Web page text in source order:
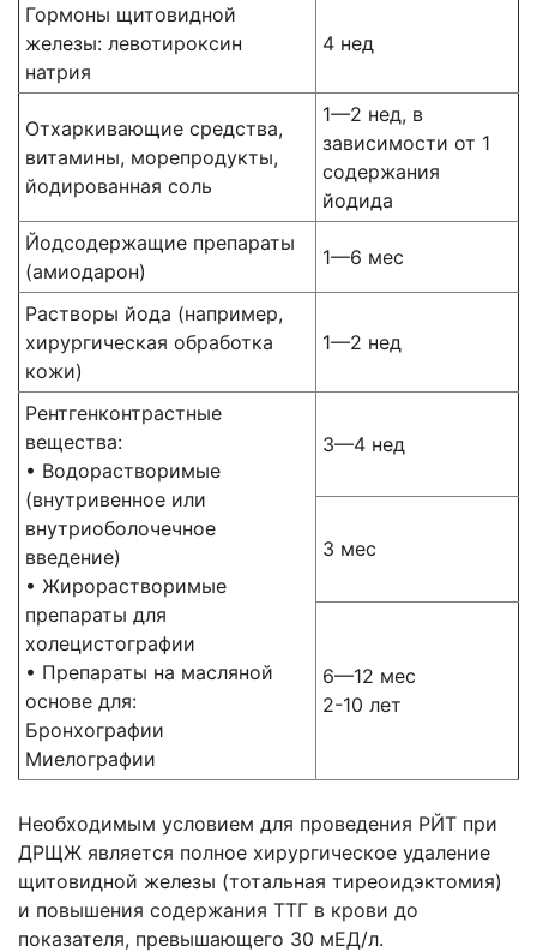
Гормоны щитовидной
железы: левотироксин
натрия
4 нед
Отхаркивающие средства,
витамины, морепродукты,
йодированная соль
1—2 нед, в
зависимости от 1
содержания
йодида
Йодсодержащие препараты
(амиодарон)
1—6 мес
Растворы йода (например,
хирургическая обработка
кожи)
1—2 нед
Рентгенконтрастные
вещества:
• Водорастворимые
(внутривенное или
внутриоболочечное
введение)
• Жирорастворимые
препараты для
холецистографии
• Препараты на масляной
основе для:
Бронхографии
Миелографии
3—4 нед
3 мес
6—12 мес
2-10 лет
Необходимым условием для проведения РЙТ при
ДРЩЖ является полное хирургическое удаление
щитовидной железы (тотальная тиреоидэктомия)
и повышения содержания ТТГ в крови до
показателя, превышающего 30 мЕД/л.